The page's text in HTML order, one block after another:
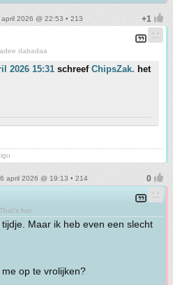
2026 @ 22:53 • 213
dabadaa
2026 15:31 schreef ChipsZak. het
april 2026 @ 19:13 • 214
That's hot.
Maar ik heb even een slecht
op te vrolijken?